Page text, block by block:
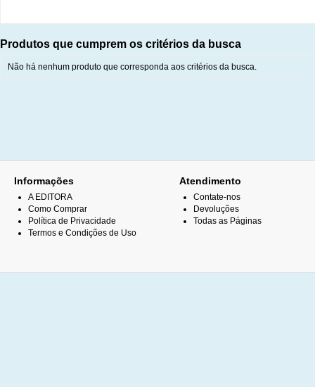
Produtos que cumprem os critérios da busca
Não há nenhum produto que corresponda aos critérios da busca.
Informações
A EDITORA
Como Comprar
Política de Privacidade
Termos e Condições de Uso
Atendimento
Contate-nos
Devoluções
Todas as Páginas